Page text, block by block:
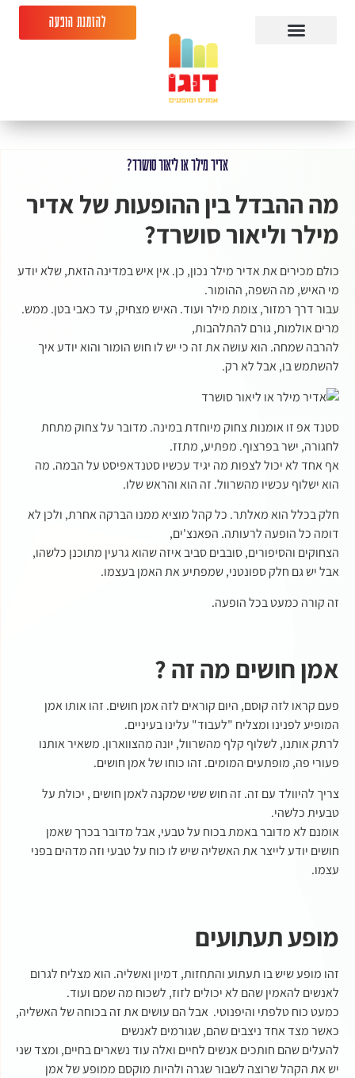
להזמנת הופעה
אדיר מילר או ליאור סושרד?
מה ההבדל בין ההופעות של אדיר
מילר וליאור סושרד?
כולם מכירים את אדיר מילר נכון, כן. אין איש במדינה הזאת, שלא יודע
מי האיש, מה השפה, ההומור.
עבור דרך רמזור, צומת מילר ועוד. האיש מצחיק, עד כאבי בטן. ממש.
מרים אולמות, גורם להתלהבות,
להרבה שמחה. הוא עושה את זה כי יש לו חוש הומור והוא יודע איך
להשתמש בו, אבל לא רק.
סטנד אפ זו אומנות צחוק מיוחדת במינה. מדובר על צחוק מתחת
לחגורה, ישר בפרצוף. מפתיע, מתזז.
אף אחד לא יכול לצפות מה יגיד עכשיו סטנדאפיסט על הבמה. מה
הוא ישלוף עכשיו מהשרוול. זה הוא והראש שלו.
חלק בכלל הוא מאלתר. כל קהל מוציא ממנו הברקה אחרת, ולכן לא
דומה כל הופעה לרעותה. הפאנצ'ים,
הצחוקים והסיפורים, סובבים סביב איזה שהוא גרעין מתוכנן כלשהו,
אבל יש גם חלק ספונטני, שמפתיע את האמן בעצמו.
זה קורה כמעט בכל הופעה.
אמן חושים מה זה ?
פעם קראו לזה קוסם, היום קוראים לזה אמן חושים. זהו אותו אמן
המופיע לפנינו ומצליח "לעבוד" עלינו בעיניים.
לרתק אותנו, לשלוף קלף מהשרוול, יונה מהצווארון. משאיר אותנו
פעורי פה, מופתעים המומים. זהו כוחו של אמן חושים.
צריך להיוולד עם זה. זה חוש ששי שמקנה לאמן חושים , יכולת על
טבעית כלשהי.
אומנם לא מדובר באמת בכוח על טבעי, אבל מדובר בכרך שאמן
חושים יודע לייצר את האשליה שיש לו כוח על טבעי וזה מדהים בפני
עצמו.
מופע תעתועים
זהו מופע שיש בו תעתוע והתחזות, דמיון ואשליה. הוא מצליח לגרום
לאנשים להאמין שהם לא יכולים לזוז, לשכוח מה שמם ועוד.
כמעט כוח טלפתי והיפנוטי. אבל הם עושים את זה בכוחה של האשליה,
כאשר מצד אחד ניצבים שהם, שגורמים לאנשים
להעלים שהם חותכים אנשים לחיים ואלה עוד נשארים בחיים, ומצד שני
יש את הקהל שרוצה לשבור שגרה ולהיות מוקסם ממופע של אמן